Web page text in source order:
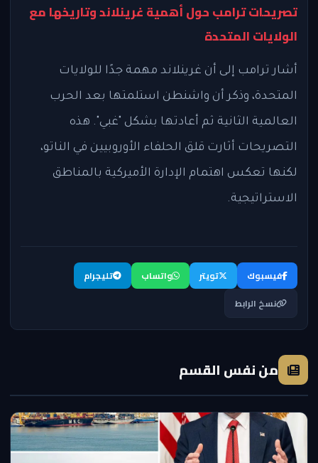
تصريحات ترامب حول أهمية غرينلاند وتاريخها مع
الولايات المتحدة
أشار ترامب إلى أن غرينلاند مهمة جدًا للولايات
المتحدة، وذكر أن واشنطن استلمتها بعد الحرب
العالمية الثانية ثم أعادتها بشكل "غبي". هذه
التصريحات أثارت قلق الحلفاء الأوروبيين في الناتو،
لكنها تعكس اهتمام الإدارة الأميركية بالمناطق
الاستراتيجية.
فيسبوك تويتر واتساب
تليجرام
نسخ الرابط
من نفس القسم